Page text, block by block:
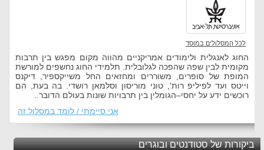
לכל המסלולים במוסד
החוג לאנגלית ולימודים אמריקניים מהווה מקום מפגש בין תרבות
מקומית לבין שפה שהפכה לגלובלית. תלמידי החוג נחשפים למורשת
המופת של סופרים, משוררים ומחזאים החל משייקספיר, דיקנס
וייטס ועד לפיליפ רות', טוני מוריסון וסלמאן רושדי. בה בעת, הם
רוכשים ידע על יחסי–הגומלין בין תרבויות שונות בעולם הדובר..
אני סיימתי / לומד במסלול זה
ביקורות של סטודנטים ובוגרים